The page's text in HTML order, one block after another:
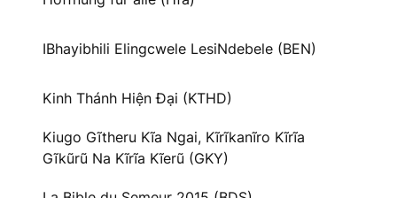
IBhayibhili Elingcwele LesiNdebele (BEN)
Kinh Thánh Hiện Đại (KTHD)
Kiugo Gĩtheru Kĩa Ngai, Kĩrĩkanĩro Kĩrĩa
Gĩkũrũ Na Kĩrĩa Kĩerũ (GKY)